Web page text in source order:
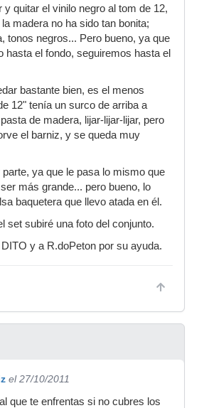
quitar el vinilo negro al tom de 12,
madera no ha sido tan bonita;
tonos negros... Pero bueno, ya que
hasta el fondo, seguiremos hasta el
bastante bien, es el menos
12" tenía un surco de arriba a
de madera, lijar-lijar-lijar, pero
el barniz, y se queda muy
parte, ya que le pasa lo mismo que
más grande... pero bueno, lo
baquetera que llevo atada en él.
set subiré una foto del conjunto.
y a R.doPeton por su ayuda.
el 27/10/2011
que te enfrentas si no cubres los